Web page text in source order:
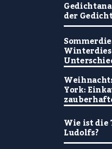
der
York:
Wie ist
Ludolfs?